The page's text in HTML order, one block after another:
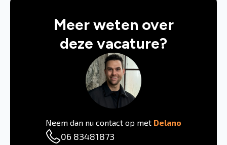
Meer weten over
deze vacature?
Neem dan nu contact op met Delano
06 83481873